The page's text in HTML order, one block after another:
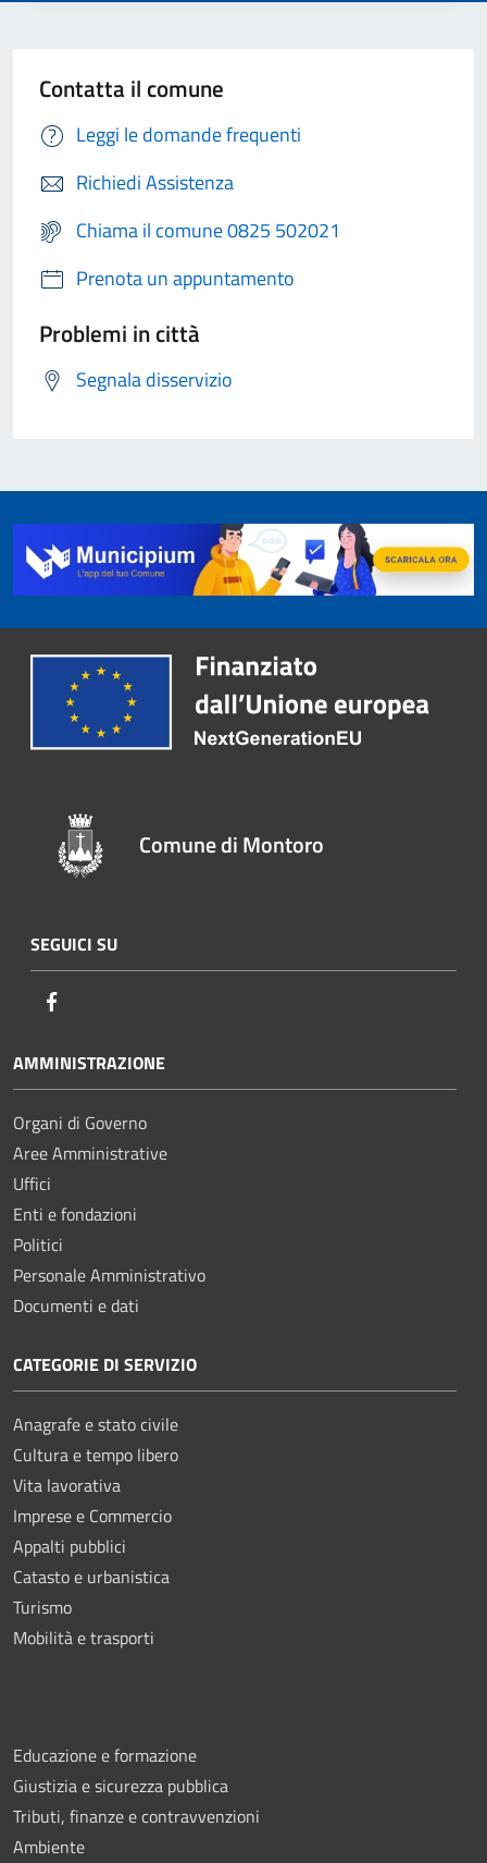
Contatta il comune
Leggi le domande frequenti
Richiedi Assistenza
Chiama il comune 0825 502021
Prenota un appuntamento
Problemi in città
Segnala disservizio
Comune di Montoro
SEGUICI SU
AMMINISTRAZIONE
Organi di Governo
Aree Amministrative
Uffici
Enti e fondazioni
Politici
Personale Amministrativo
Documenti e dati
CATEGORIE DI SERVIZIO
Anagrafe e stato civile
Cultura e tempo libero
Vita lavorativa
Imprese e Commercio
Appalti pubblici
Catasto e urbanistica
Turismo
Mobilità e trasporti
Educazione e formazione
Giustizia e sicurezza pubblica
Tributi, finanze e contravvenzioni
Ambiente